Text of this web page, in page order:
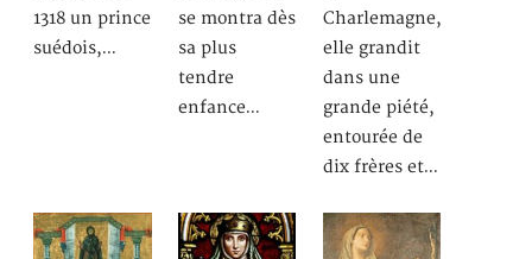
1318 un prince
suédois,…
se montra dès
sa plus
tendre
enfance…
Charlemagne,
elle grandit
dans une
grande piété,
entourée de
dix frères et…